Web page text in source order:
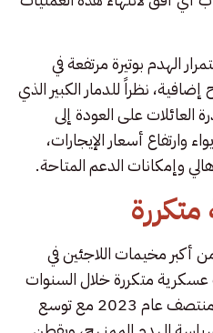
الهدم بوتيرة مرتفعة في
نظراً للدمار الكبير الذي
العائلات على العودة إلى
وارتفاع أسعار الإيجارات،
وإمكانات الدعم المتاحة.
مخيمات اللاجئين في
عسكرية متكررة خلال السنوات
الماضية، وازدادت حدتها منذ منتصف عام 2023 مع توسع